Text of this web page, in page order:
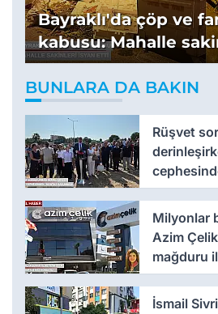
Bayraklı'da çöp ve
kabusu: Mahalle
isyan etti
BUNLARA DA BAKIN
Rüşvet
'montaj'
Milyonlar
Azim
mağduru
konuştu
İsmail